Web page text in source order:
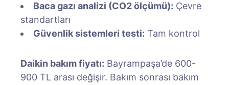
Baca gazı analizi (CO2 ölçümü): Çevre
standartları
Güvenlik sistemleri testi: Tam kontrol
Daikin bakım fiyatı: Bayrampaşa’de 600-
900 TL arası değişir. Bakım sonrası bakım